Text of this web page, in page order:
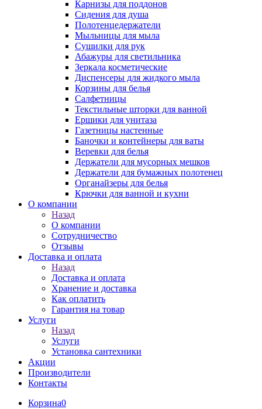
Карнизы для поддонов
Сидения для душа
Полотенцедержатели
Мыльницы для мыла
Сушилки для рук
Абажуры для светильника
Зеркала косметические
Диспенсеры для жидкого мыла
Корзины для белья
Салфетницы
Текстильные шторки для ванной
Ершики для унитаза
Газетницы настенные
Баночки и контейнеры для ваты
Веревки для белья
Держатели для мусорных мешков
Держатели для бумажных полотенец
Органайзеры для белья
Крючки для ванной и кухни
О компании
Назад
О компании
Сотрудничество
Отзывы
Доставка и оплата
Назад
Доставка и оплата
Хранение и доставка
Как оплатить
Гарантия на товар
Услуги
Назад
Услуги
Установка сантехники
Акции
Производители
Контакты
Корзина0